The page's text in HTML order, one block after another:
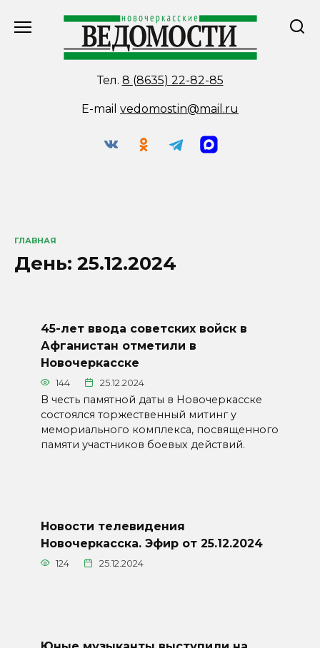
Тел. 8 (8635) 22-82-85
E-mail vedomostin@mail.ru
ГЛАВНАЯ
День: 25.12.2024
45-лет ввода советских войск в
Афганистан отметили в
Новочеркасске
144 25.12.2024
В честь памятной даты в Новочеркасске
состоялся торжественный митинг у
мемориального комплекса, посвященного
памяти участников боевых действий.
Новости телевидения
Новочеркасска. Эфир от 25.12.2024
124 25.12.2024